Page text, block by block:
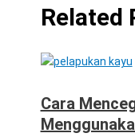
Related
Cara